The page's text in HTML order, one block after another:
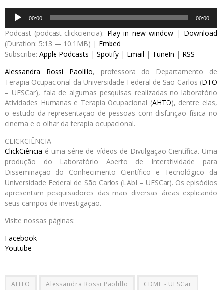
Audio
Player
00:00 00:00
Podcast (podcast-clickciencia): Play in new window | Download
(Duration: 5:13 — 10.1MB) | Embed
Subscribe: Apple Podcasts | Spotify | Email | TuneIn | RSS
Alessandra Rossi Paolillo, professora do Departamento de
Terapia Ocupacional da Universidade Federal de São Carlos (DTO
– UFSCar), fala de algumas pesquisas realizadas no laboratório
Atividades Humanas e Terapia Ocupacional (AHTO), dentre elas,
o estudo da representação de pessoas com disfunção física no
cinema e o olhar da terapia ocupacional.
CLICKCIÊNCIA
ClickCiência é uma série de vídeos de Divulgação Científica. Uma
produção do Laboratório Aberto de Interatividade para
Disseminação do Conhecimento Científico e Tecnológico da
Universidade Federal de São Carlos (LAbI – UFSCar). Os episódios
apresentam pesquisadores das mais diversas áreas explicando
seus campos de investigação.
Visite nossas páginas:
Facebook
Youtube
AHTO Alessandra Rossi Paolillo CDMF - UFSCar